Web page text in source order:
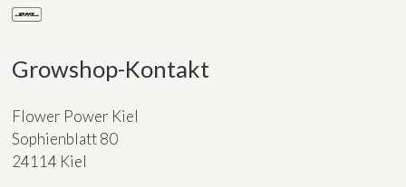
Growshop-Kontakt
Flower Power Kiel
Sophienblatt 80
24114 Kiel